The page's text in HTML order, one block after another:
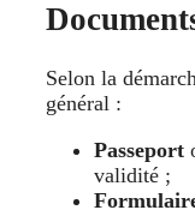
Selon la
général :
Passeport
validité ;